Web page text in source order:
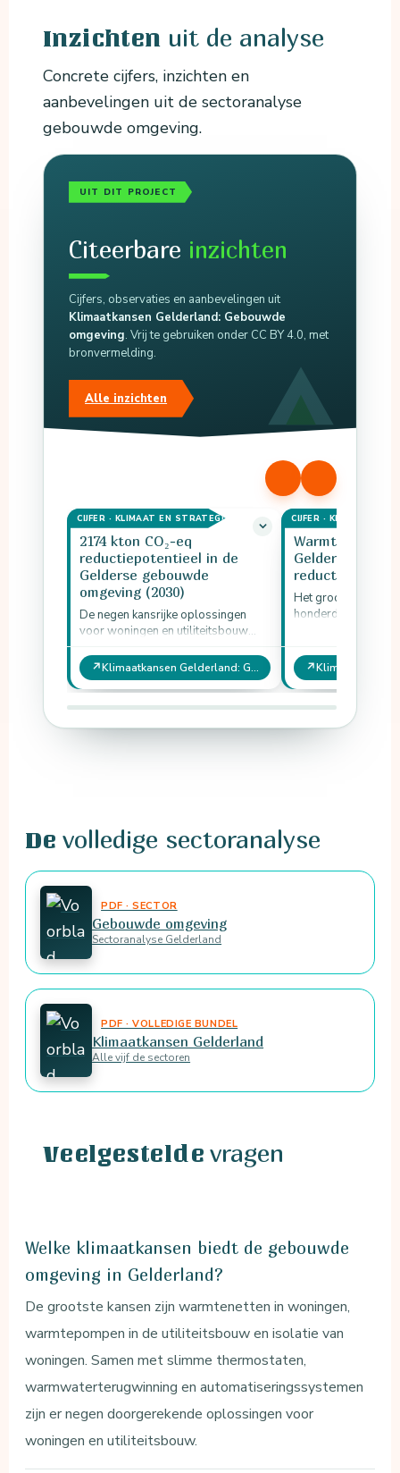
Inzichten uit de analyse
Concrete cijfers, inzichten en
aanbevelingen uit de sectoranalyse
gebouwde omgeving.
UIT DIT PROJECT
Citeerbare inzichten
Cijfers, observaties en aanbevelingen uit
Klimaatkansen Gelderland: Gebouwde
omgeving. Vrij te gebruiken onder CC BY 4.0, met
bronvermelding.
Alle inzichten
CIJFER · KLIMAAT EN STRATEGIE
2174 kton CO₂-eq
reductiepotentieel in de
Gelderse gebouwde
omgeving (2030)
De negen kansrijke oplossingen
voor woningen en utiliteitsbouw
1049 kton CO₂-eq in het scenario
Raming…
↗ Klimaatkansen Gelderland: Gebouwde omgeving
CIJFER · KLIMAAT EN
Warmtenetten
Gelderland:
Het grootschalig
honderdduizenden
aquathermie, levert
Ambitieus…
↗
De volledige sectoranalyse
PDF · SECTOR
Gebouwde omgeving
Sectoranalyse Gelderland
PDF · VOLLEDIGE BUNDEL
Klimaatkansen Gelderland
Alle vijf de sectoren
Veelgestelde vragen
Welke klimaatkansen biedt de gebouwde
omgeving in Gelderland?
De grootste kansen zijn warmtenetten in woningen,
warmtepompen in de utiliteitsbouw en isolatie van
woningen. Samen met slimme thermostaten,
warmwaterterugwinning en automatiseringssystemen
zijn er negen doorgerekende oplossingen voor
woningen en utiliteitsbouw.